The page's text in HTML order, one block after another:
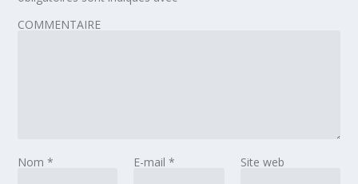
COMMENTAIRE
Nom* E-mail * Site web